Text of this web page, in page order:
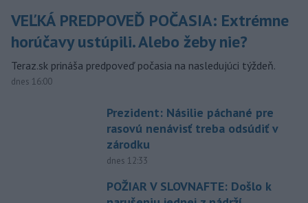
VEĽKÁ PREDPOVEĎ POČASIA: Extrémne
horúčavy ustúpili. Alebo žeby nie?
Teraz.sk prináša predpoveď počasia na nasledujúci týždeň.
dnes 16:00
Prezident: Násilie páchané pre
rasovú nenávisť treba odsúdiť v
zárodku
dnes 12:33
POŽIAR V SLOVNAFTE: Došlo k